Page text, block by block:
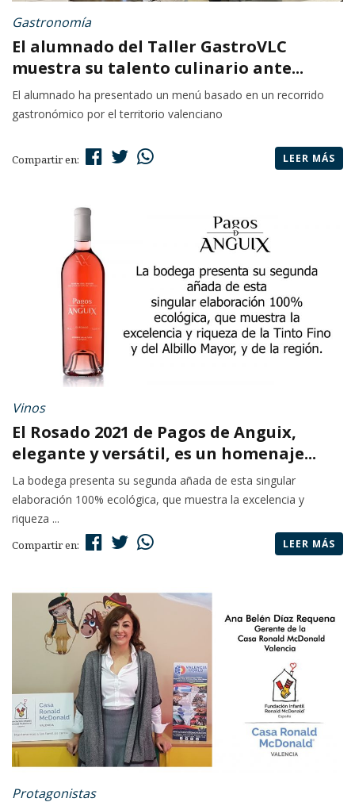
Gastronomía
El alumnado del Taller GastroVLC
muestra su talento culinario ante...
El alumnado ha presentado un menú basado en un recorrido
gastronómico por el territorio valenciano
Compartir en: LEER MÁS
Vinos
El Rosado 2021 de Pagos de Anguix,
elegante y versátil, es un homenaje...
La bodega presenta su segunda añada de esta singular
elaboración 100% ecológica, que muestra la excelencia y
riqueza ...
Compartir en: LEER MÁS
Protagonistas